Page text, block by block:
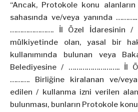
“Ancak, Protokole konu
sahasında ve/veya yanında
…………………. İl Özel İdaresinin /
mülkiyetinde olan, yasal bir
kullanımında bulunan veya
Belediyesine / …………………….. İl
………. Birliğine kiralanan ve/
edilen / kullanma izni verilen
bulunması, bunların Protokole